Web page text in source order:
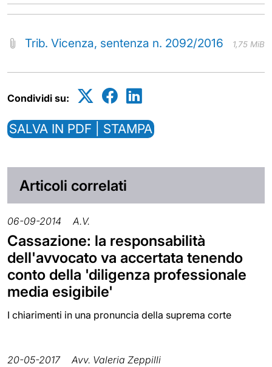
Trib. Vicenza, sentenza n. 2092/2016 1,75 MiB
Condividi su:
SALVA IN PDF | STAMPA
Articoli correlati
06-09-2014 A.V.
Cassazione: la responsabilità
dell'avvocato va accertata tenendo
conto della 'diligenza professionale
media esigibile'
I chiarimenti in una pronuncia della suprema corte
20-05-2017 Avv. Valeria Zeppilli